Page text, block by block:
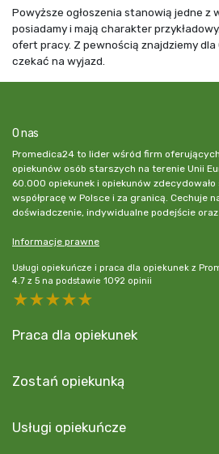
Powyższe ogłoszenia stanowią jedne z
posiadamy i mają charakter
ofert pracy. Z pewnością znajdziemy dla
czekać na wyjazd.
O nas
Promedica24 to lider wśród firm
opiekunów osób starszych na terenie Unii
60.000 opiekunek i opiekunów zdecydowało
współpracę w Polsce i za granicą. Cechuje
doświadczenie, indywidualne podejście
Informacje prawne
Usługi opiekuńcze i praca dla opiekunek z
4.7 z 5 na podstawie 1092 opinii
5 stars
4 stars
3 stars
2 stars
Praca dla opiekunek
Zostań opiekunką
Usługi opiekuńcze